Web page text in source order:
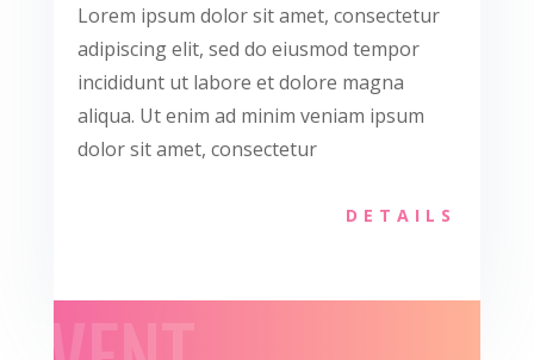
Lorem ipsum dolor sit amet, consectetur
adipiscing elit, sed do eiusmod tempor
incididunt ut labore et dolore magna
aliqua. Ut enim ad minim veniam ipsum
dolor sit amet, consectetur
DETAILS